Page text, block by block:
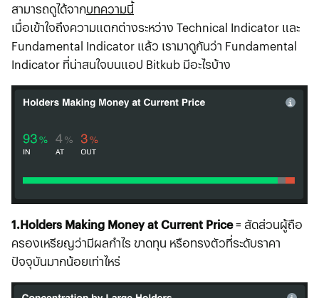
สามารถดูได้จากบทความนี้
เมื่อเข้าใจถึงความแตกต่างระหว่าง Technical Indicator และ
Fundamental Indicator แล้ว เรามาดูกันว่า Fundamental
Indicator ที่น่าสนใจบนแอป Bitkub มีอะไรบ้าง
1.Holders Making Money at Current Price= สัดส่วนผู้ถือ
ครองเหรียญว่ามีผลกำไร ขาดทุน หรือทรงตัวที่ระดับราคา
ปัจจุบันมากน้อยเท่าไหร่